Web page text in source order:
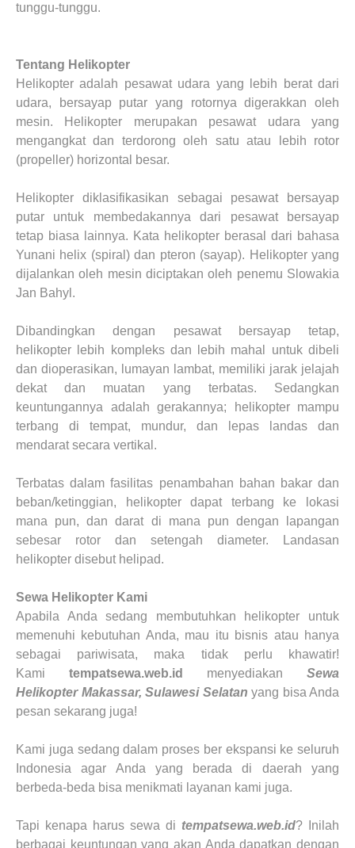
tunggu-tunggu.
Tentang Helikopter
Helikopter adalah pesawat udara yang lebih berat dari
udara, bersayap putar yang rotornya digerakkan oleh
mesin. Helikopter merupakan pesawat udara yang
mengangkat dan terdorong oleh satu atau lebih rotor
(propeller) horizontal besar.
Helikopter diklasifikasikan sebagai pesawat bersayap
putar untuk membedakannya dari pesawat bersayap
tetap biasa lainnya. Kata helikopter berasal dari bahasa
Yunani helix (spiral) dan pteron (sayap). Helikopter yang
dijalankan oleh mesin diciptakan oleh penemu Slowakia
Jan Bahyl.
Dibandingkan dengan pesawat bersayap tetap,
helikopter lebih kompleks dan lebih mahal untuk dibeli
dan dioperasikan, lumayan lambat, memiliki jarak jelajah
dekat dan muatan yang terbatas. Sedangkan
keuntungannya adalah gerakannya; helikopter mampu
terbang di tempat, mundur, dan lepas landas dan
mendarat secara vertikal.
Terbatas dalam fasilitas penambahan bahan bakar dan
beban/ketinggian, helikopter dapat terbang ke lokasi
mana pun, dan darat di mana pun dengan lapangan
sebesar rotor dan setengah diameter. Landasan
helikopter disebut helipad.
Sewa Helikopter Kami
Apabila Anda sedang membutuhkan helikopter untuk
memenuhi kebutuhan Anda, mau itu bisnis atau hanya
sebagai pariwisata, maka tidak perlu khawatir!
Kami tempatsewa.web.id menyediakan Sewa
Helikopter Makassar, Sulawesi Selatan yang bisa Anda
pesan sekarang juga!
Kami juga sedang dalam proses ber ekspansi ke seluruh
Indonesia agar Anda yang berada di daerah yang
berbeda-beda bisa menikmati layanan kami juga.
Tapi kenapa harus sewa di tempatsewa.web.id? Inilah
berbagai keuntungan yang akan Anda dapatkan dengan